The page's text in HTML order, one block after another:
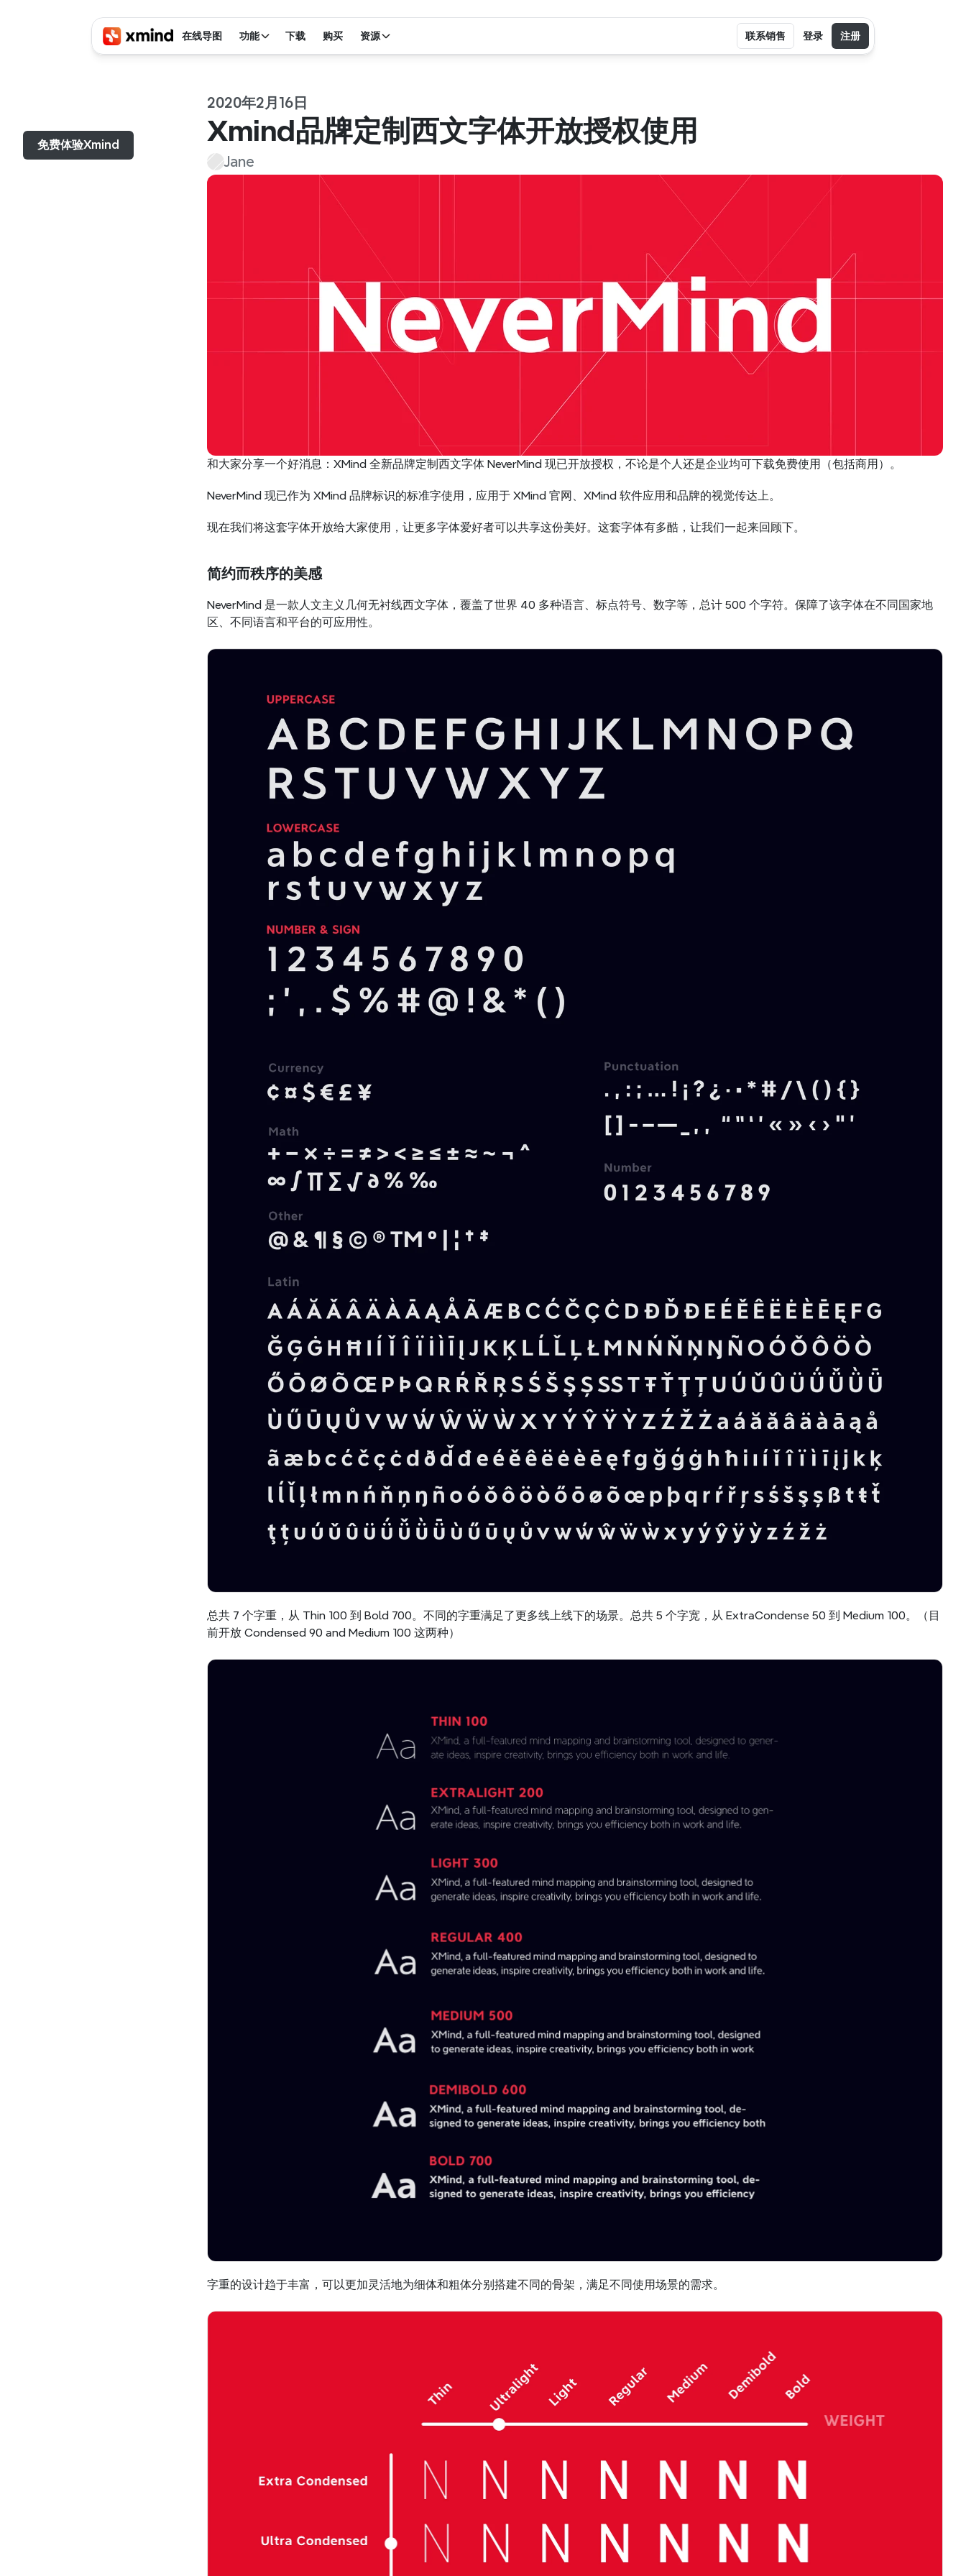
免费体验Xmind
2020年2月16日
Xmind品牌定制西文字体开放授权使用
Jane
和大家分享一个好消息：XMind 全新品牌定制西文字体 NeverMind 现已开放授权，不论是个人还是企业均可下载免费使用（包括商用）。
NeverMind 现已作为 XMind 品牌标识的标准字使用，应用于 XMind 官网、XMind 软件应用和品牌的视觉传达上。
现在我们将这套字体开放给大家使用，让更多字体爱好者可以共享这份美好。这套字体有多酷，让我们一起来回顾下。
简约而秩序的美感
NeverMind 是一款人文主义几何无衬线西文字体，覆盖了世界 40 多种语言、标点符号、数字等，总计 500 个字符。保障了该字体在不同国家地
区、不同语言和平台的可应用性。
总共 7 个字重，从 Thin 100 到 Bold 700。不同的字重满足了更多线上线下的场景。总共 5 个字宽，从 ExtraCondense 50 到 Medium 100。（目
前开放 Condensed 90 and Medium 100 这两种）
字重的设计趋于丰富，可以更加灵活地为细体和粗体分别搭建不同的骨架，满足不同使用场景的需求。
在线导图 功能 下载 购买 资源 联系销售 登录 注册